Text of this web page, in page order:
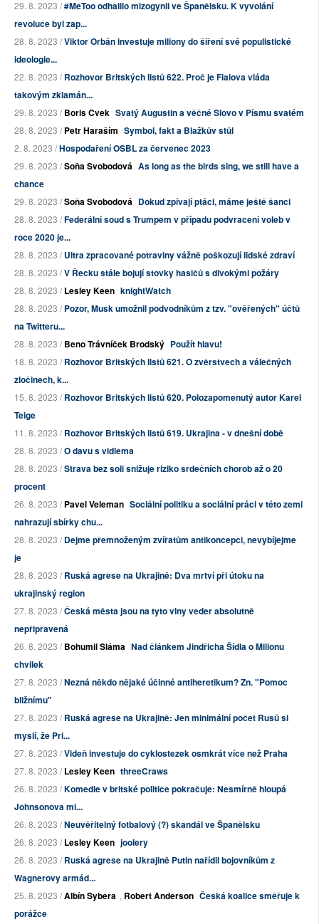
29. 8. 2023 /#MeToo odhalilo mizogynii ve Španělsku. K vyvolání
revoluce byl zap...
28. 8. 2023 /Viktor Orbán investuje miliony do šíření své populistické
ideologie...
22. 8. 2023 /Rozhovor Britských listů 622. Proč je Fialova vláda
takovým zklamán...
29. 8. 2023 /Boris Cvek Svatý Augustin a věčné Slovo v Písmu svatém
28. 8. 2023 /Petr Haraším Symbol, fakt a Blažkův stůl
2. 8. 2023 /Hospodaření OSBL za červenec 2023
29. 8. 2023 /Soňa Svobodová As long as the birds sing, we still have a
chance
29. 8. 2023 /Soňa Svobodová Dokud zpívají ptáci, máme ještě šanci
28. 8. 2023 /Federální soud s Trumpem v případu podvracení voleb v
roce 2020 je...
28. 8. 2023 /Ultra zpracované potraviny vážně poškozují lidské zdraví
28. 8. 2023 /V Řecku stále bojují stovky hasičů s divokými požáry
28. 8. 2023 /Lesley Keen knightWatch
28. 8. 2023 /Pozor, Musk umožnil podvodníkům z tzv. "ověřených" účtů
na Twitteru...
28. 8. 2023 /Beno Trávníček Brodský Použít hlavu!
18. 8. 2023 /Rozhovor Britských listů 621. O zvěrstvech a válečných
zločinech, k...
15. 8. 2023 /Rozhovor Britských listů 620. Polozapomenutý autor Karel
Teige
11. 8. 2023 /Rozhovor Britských listů 619. Ukrajina - v dnešní době
28. 8. 2023 /O davu s vidlema
28. 8. 2023 /Strava bez soli snižuje riziko srdečních chorob až o 20
procent
26. 8. 2023 /Pavel Veleman Sociální politiku a sociální práci v této zemi
nahrazují sbírky chu...
28. 8. 2023 /Dejme přemnoženým zvířatům antikoncepci, nevybíjejme
je
28. 8. 2023 /Ruská agrese na Ukrajině: Dva mrtví při útoku na
ukrajinský region
27. 8. 2023 /Česká města jsou na tyto vlny veder absolutně
nepřipravená
26. 8. 2023 /Bohumil Sláma Nad článkem Jindřicha Šídla o Milionu
chvilek
27. 8. 2023 /Nezná někdo nějaké účinné antiheretikum? Zn. "Pomoc
bližnímu"
27. 8. 2023 /Ruská agrese na Ukrajině: Jen minimální počet Rusů si
myslí, že Pri...
27. 8. 2023 /Videň investuje do cyklostezek osmkrát více než Praha
27. 8. 2023 /Lesley Keen threeCraws
26. 8. 2023 /Komedie v britské politice pokračuje: Nesmírně hloupá
Johnsonova mi...
26. 8. 2023 /Neuvěřitelný fotbalový (?) skandál ve Španělsku
26. 8. 2023 /Lesley Keen joolery
26. 8. 2023 /Ruská agrese na Ukrajině Putin nařídil bojovníkům z
Wagnerovy armád...
25. 8. 2023 /Albín Sybera , Robert Anderson Česká koalice směřuje k
porážce